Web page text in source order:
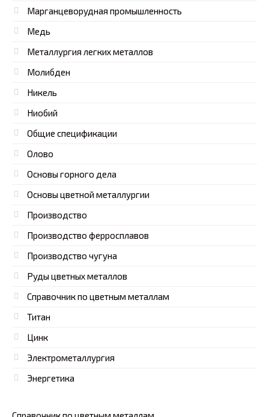
Марганцеворудная промышленность
Медь
Металлургия легких металлов
Молибден
Никель
Ниобий
Общие спецификации
Олово
Основы горного дела
Основы цветной металлургии
Производство
Производство ферросплавов
Производство чугуна
Руды цветных металлов
Справочник по цветным металлам
Титан
Цинк
Электрометаллургия
Энергетика